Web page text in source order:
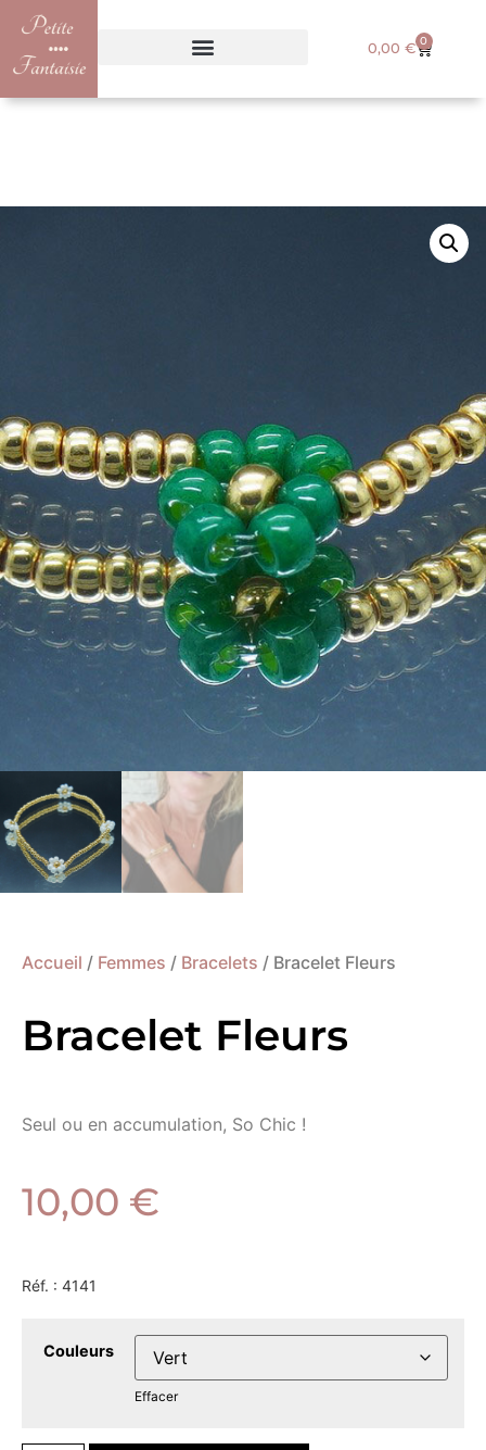
0,00 € 0
Accueil / Femmes / Bracelets / Bracelet Fleurs
Bracelet Fleurs
Seul ou en accumulation, So Chic !
10,00 €
Réf. : 4141
Couleurs
Effacer